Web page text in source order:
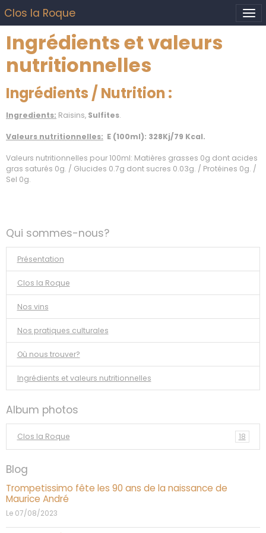
Clos la Roque
Ingrédients et valeurs
nutritionnelles
Ingrédients / Nutrition :
Ingredients: Raisins, Sulfites.
Valeurs nutritionnelles: E (100ml): 328Kj/79 Kcal.
Valeurs nutritionnelles pour 100ml: Matières grasses 0g dont acides
gras saturés 0g. / Glucides 0.7g dont sucres 0.03g. / Protéines 0g. /
Sel 0g.
Qui sommes-nous?
Présentation
Clos la Roque
Nos vins
Nos pratiques culturales
Où nous trouver?
Ingrédients et valeurs nutritionnelles
Album photos
Clos la Roque 18
Blog
Trompetissimo fête les 90 ans de la naissance de
Maurice André
Le 07/08/2023